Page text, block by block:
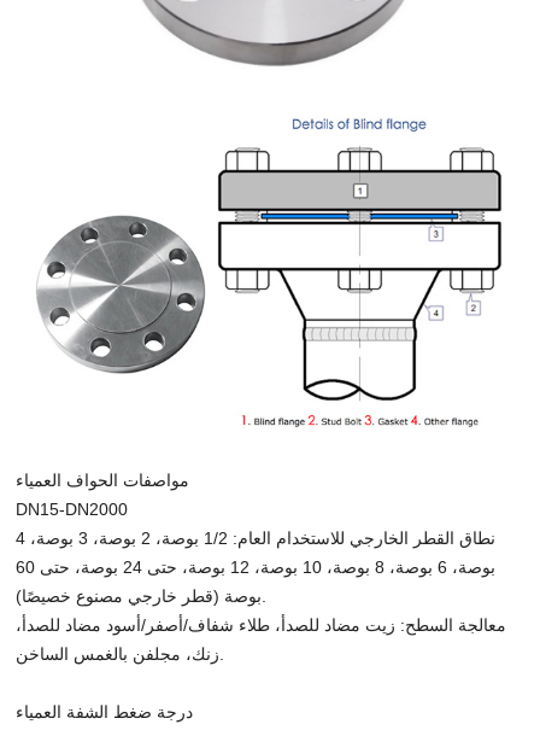
مواصفات الحواف العمياء
DN15-DN2000
نطاق القطر الخارجي للاستخدام العام: 1/2 بوصة، 2 بوصة، 3 بوصة، 4
بوصة، 6 بوصة، 8 بوصة، 10 بوصة، 12 بوصة، حتى 24 بوصة، حتى 60
بوصة (قطر خارجي مصنوع خصيصًا).
معالجة السطح: زيت مضاد للصدأ، طلاء شفاف/أصفر/أسود مضاد للصدأ،
زنك، مجلفن بالغمس الساخن.
درجة ضغط الشفة العمياء